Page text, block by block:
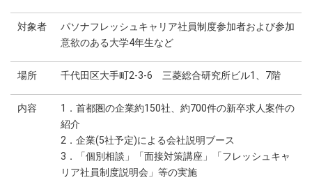
対象者
パソナフレッシュキャリア社員制度参加者および参加
意欲のある大学4年生など
場所 千代田区大手町2-3-6 三菱総合研究所ビル1、7階
内容
1．首都圏の企業約150社、約700件の新卒求人案件の
紹介
2．企業(5社予定)による会社説明ブース
3．「個別相談」「面接対策講座」「フレッシュキャ
リア社員制度説明会」等の実施